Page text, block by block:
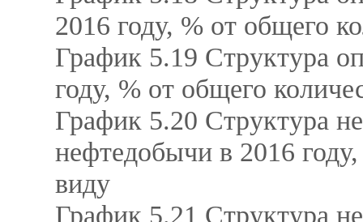
2016 году, % от общего
График 5.19 Структура
году, % от общего
График 5.20 Структура
нефтедобычи в 2016
виду
График 5.21 Структура